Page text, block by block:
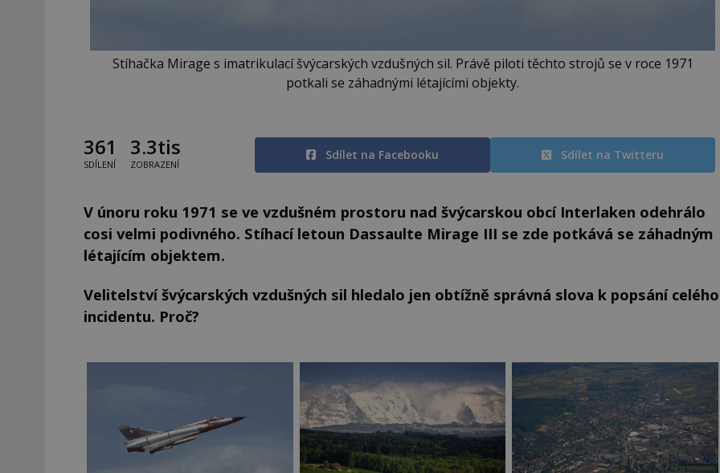
Stíhačka Mirage s imatrikulací švýcarských vzdušných sil. Právě piloti těchto strojů se v roce 1971
potkali se záhadnými létajícími objekty.
361
SDÍLENÍ
3.3tis
ZOBRAZENÍ
Sdílet na Facebooku Sdílet na Twitteru
V únoru roku 1971 se ve vzdušném prostoru nad švýcarskou obcí Interlaken odehrálo
cosi velmi podivného. Stíhací letoun Dassaulte Mirage III se zde potkává se záhadným
létajícím objektem.
Velitelství švýcarských vzdušných sil hledalo jen obtížně správná slova k popsání celého
incidentu. Proč?